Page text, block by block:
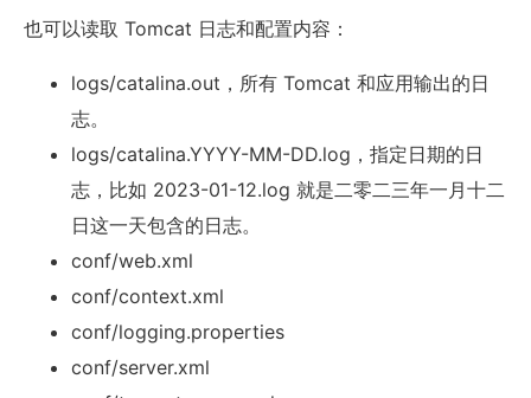
也可以读取 Tomcat 日志和配置内容：
logs/catalina.out，所有 Tomcat 和应用输出的日
志。
logs/catalina.YYYY-MM-DD.log，指定日期的日
志，比如 2023-01-12.log 就是二零二三年一月十二
日这一天包含的日志。
conf/web.xml
conf/context.xml
conf/logging.properties
conf/server.xml